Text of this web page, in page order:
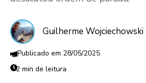
Guilherme Wojciechowski
28/05/2025
2 min de leitura